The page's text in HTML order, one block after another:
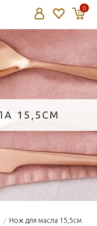
0
15,5СМ
/ Нож для масла 15,5см